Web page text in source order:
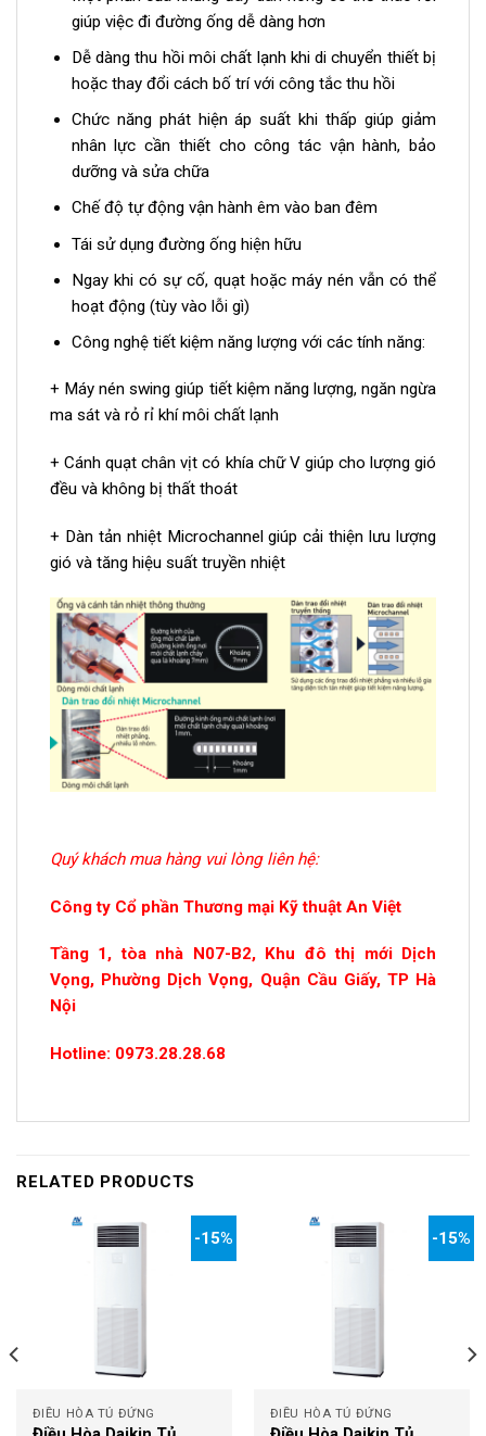
giúp việc đi đường ống dễ dàng hơn
Dễ dàng thu hồi môi chất lạnh khi di chuyển thiết bị
hoặc thay đổi cách bố trí với công tắc thu hồi
Chức năng phát hiện áp suất khi thấp giúp giảm
nhân lực cần thiết cho công tác vận hành, bảo
dưỡng và sửa chữa
Chế độ tự động vận hành êm vào ban đêm
Tái sử dụng đường ống hiện hữu
Ngay khi có sự cố, quạt hoặc máy nén vẫn có thể
hoạt động (tùy vào lỗi gì)
Công nghệ tiết kiệm năng lượng với các tính năng:
+ Máy nén swing giúp tiết kiệm năng lượng, ngăn ngừa
ma sát và rỏ rỉ khí môi chất lạnh
+ Cánh quạt chân vịt có khía chữ V giúp cho lượng gió
đều và không bị thất thoát
+ Dàn tản nhiệt Microchannel giúp cải thiện lưu lượng
gió và tăng hiệu suất truyền nhiệt
Quý khách mua hàng vui lòng liên hệ:
Công ty Cổ phần Thương mại Kỹ thuật An Việt
Tầng 1, tòa nhà N07-B2, Khu đô thị mới Dịch
Vọng, Phường Dịch Vọng, Quận Cầu Giấy, TP Hà
Nội
Hotline: 0973.28.28.68
RELATED PRODUCTS
-15%
ĐIỀU HÒA TỦ ĐỨNG
-15%
ĐIỀU HÒA TỦ ĐỨNG